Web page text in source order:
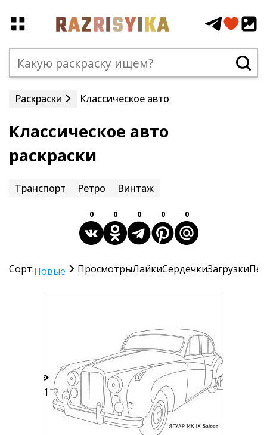
Раскраски Классическое авто
Классическое авто
раскраски
Транспорт Ретро Винтаж
0 0 0 0 0
Сорт:Новые ПросмотрыЛайкиСердечкиЗагрузки
11